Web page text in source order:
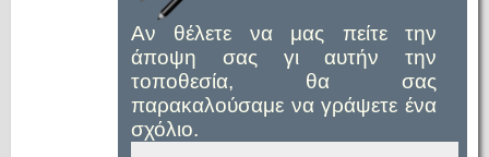
Αν θέλετε να μας πείτε την
άποψη σας γι αυτήν την
τοποθεσία, θα σας
παρακαλούσαμε να γράψετε ένα
σχόλιο.